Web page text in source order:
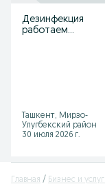
Дезинфекция
работаем
Ташкент, Мирзо-
Улугбекский район
30 июля 2026 г.
Главная Бизнес и